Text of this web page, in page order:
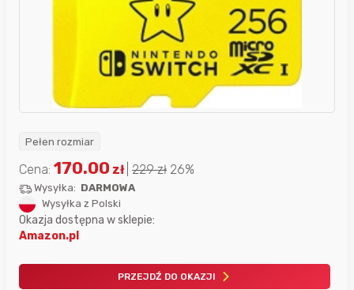
Pełen rozmiar
Cena: 170.00 zł 229zł 26%
Wysyłka: DARMOWA
Wysyłka z Polski
Okazja dostępna w sklepie:
Amazon.pl
PRZEJDŹ DO OKAZJI